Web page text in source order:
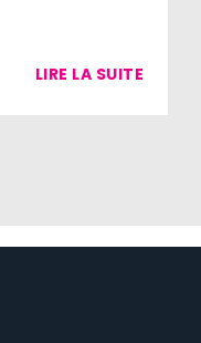
LIRE LA SUITE